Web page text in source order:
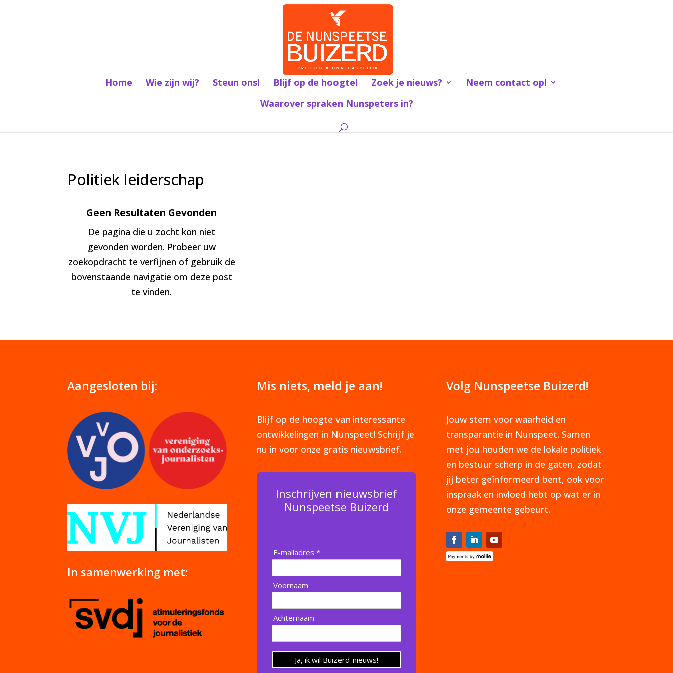
Home Wie zijn wij? Steun ons! Blijf op de hoogte! Zoek je nieuws?
Neem contact op!
Waarover spraken Nunspeters in?
Politiek leiderschap
Geen Resultaten Gevonden
De pagina die u zocht kon niet
gevonden worden. Probeer uw
zoekopdracht te verfijnen of gebruik de
bovenstaande navigatie om deze post
te vinden.
Aangesloten bij:
In samenwerking met:
Mis niets, meld je aan!
Blijf op de hoogte van interessante
ontwikkelingen in Nunspeet! Schrijf je
nu in voor onze gratis nieuwsbrief.
Inschrijven nieuwsbrief
Nunspeetse Buizerd
E-mailadres *
Voornaam
Achternaam
Ja, ik wil Buizerd-nieuws!
Volg Nunspeetse Buizerd!
Jouw stem voor waarheid en
transparantie in Nunspeet. Samen
met jou houden we de lokale politiek
en bestuur scherp in de gaten, zodat
jij beter geïnformeerd bent, ook voor
inspraak en invloed hebt op wat er in
onze gemeente gebeurt.